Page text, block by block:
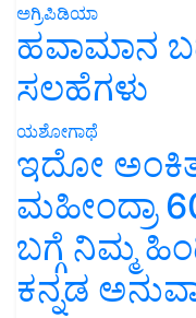
ಅಗ್ರಿಪಿಡಿಯಾ
ಹವಾಮಾನ
ಸಲಹೆಗಳು
ಯಶೋಗಾಥೆ
ಇದೋ
ಮಹೀಂದ್ರಾ
ಬಗ್ಗೆ ನಿಮ್ಮ
ಕನ್ನಡ